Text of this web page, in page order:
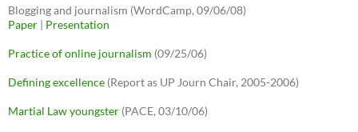
Blogging and journalism (WordCamp, 09/06/08)
Paper | Presentation
Practice of online journalism (09/25/06)
Defining excellence (Report as UP Journ Chair, 2005-2006)
Martial Law youngster (PACE, 03/10/06)